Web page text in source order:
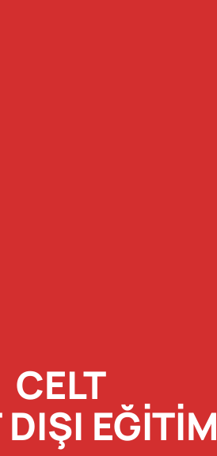
CELT
EĞİTİM